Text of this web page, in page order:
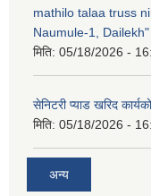
mathilo talaa truss
Naumule-1, Dailekh"
मिति: 05/18/2026 -
सेनिटरी प्याड खरिद
मिति: 05/18/2026 -
अन्य